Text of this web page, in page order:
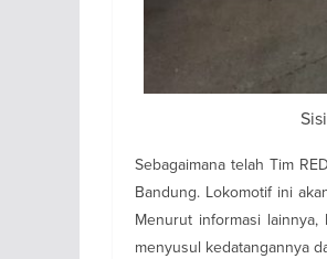
Sebagaimana telah Tim
Bandung. Lokomotif ini
Menurut informasi
menyusul kedatangannya